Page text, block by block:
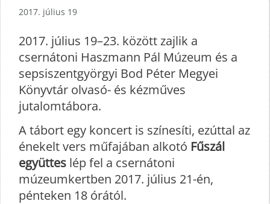
2017. július 19
2017. július 19–23. között zajlik a
csernátoni Haszmann Pál Múzeum és a
sepsiszentgyörgyi Bod Péter Megyei
Könyvtár olvasó- és kézműves
jutalomtábora.
A tábort egy koncert is színesíti, ezúttal az
énekelt vers műfajában alkotó Fűszál
együttes lép fel a csernátoni
múzeumkertben 2017. július 21-én,
pénteken 18 órától.